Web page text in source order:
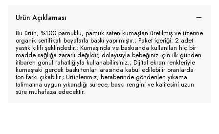
Ürün Açıklaması
Bu ürün, %100 pamuklu, pamuk saten kumaştan üretilmiş ve üzerine
organik sertifikalı boyalarla baskı yapılmıştır.; Paket içeriği: 2 adet
yastık kılıfı şeklindedir.; Kumaşında ve baskısında kullanılan hiç bir
madde sağlığa zararlı değildir, dolayısıyla bebeğiniz için ilk günden
itibaren gönül rahatlığıyla kullanabilirsiniz.; Dijital ekran renkleriyle
kumaştaki gerçek baskı tonları arasında kabul edilebilir oranlarda
ton farkı çıkabilir.; Ürünlerimiz, beraberinde gönderilen yıkama
talimatına uygun yıkandığı sürece, baskı rengini ve kalitesini uzun
süre muhafaza edecektir.